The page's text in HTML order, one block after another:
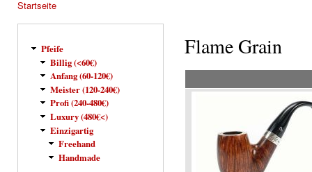
Startseite
Pfeife
Billig (<60€)
Anfang (60-120€)
Meister (120-240€)
Profi (240-480€)
Luxury (480€<)
Einzigartig
Freehand
Handmade
Flame Grain